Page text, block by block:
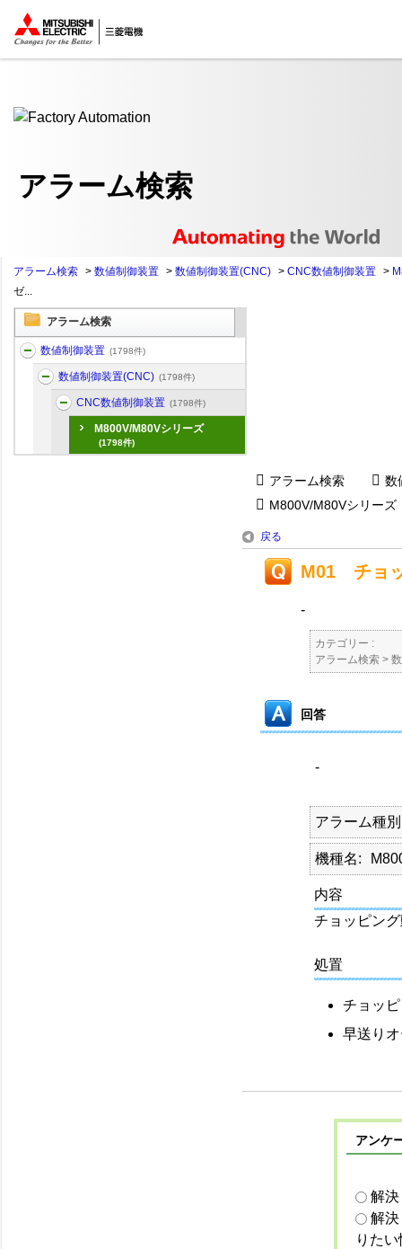
ここから本文
アラーム検索
アラーム検索 > 数値制御装置 > 数値制御装置(CNC) > CNC数値制御装置 >
ゼ...
アラーム検索
数値制御装置 (1798件)
数値制御装置(CNC) (1798件)
CNC数値制御装置 (1798件)
M800V/M80Vシリーズ
(1798件)
アラーム検索
数
M800V/M80Vシリーズ
戻る
M01 チョ
-
カテゴリー :
アラーム検索 >
回答
-
アラーム種別
機種名
内容
チョッピン
処置
チョッ
早送り
アンケ
解
解
りた